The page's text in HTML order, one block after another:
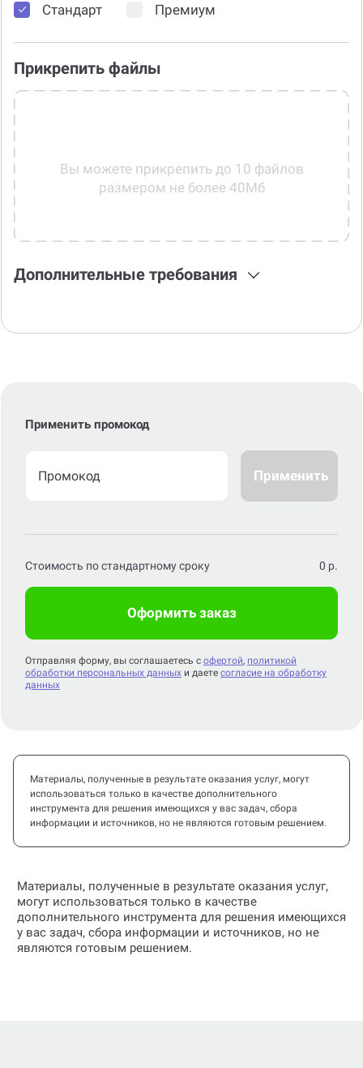
Стандарт Премиум
Прикрепить файлы
Вы можете прикрепить до 10 файлов
размером не более 40Мб
Дополнительные требования
Применить промокод
Применить
Стоимость по стандартному сроку 0 р.
Оформить заказ
Отправляя форму, вы соглашаетесь с офертой, политикой
обработки персональных данных и даете согласие на обработку
данных
Материалы, полученные в результате оказания услуг, могут
использоваться только в качестве дополнительного
инструмента для решения имеющихся у вас задач, сбора
информации и источников, но не являются готовым решением.
Материалы, полученные в результате оказания услуг,
могут использоваться только в качестве
дополнительного инструмента для решения имеющихся
у вас задач, сбора информации и источников, но не
являются готовым решением.